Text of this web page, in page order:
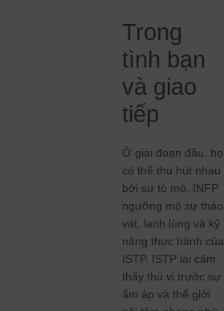
Trong
tình bạn
và giao
tiếp
Ở giai đoạn đầu, họ
có thể thu hút nhau
bởi sự tò mò. INFP
ngưỡng mộ sự tháo
vát, lạnh lùng và kỹ
năng thực hành của
ISTP. ISTP lại cảm
thấy thú vị trước sự
ấm áp và thế giới